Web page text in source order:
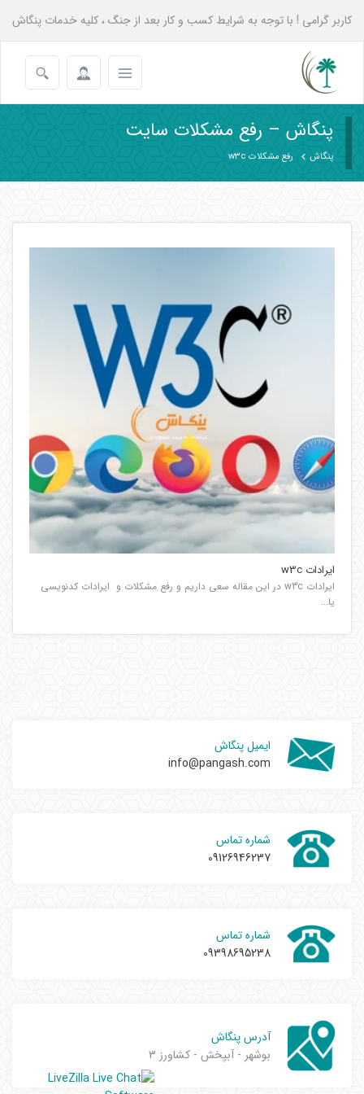
کاربر گرامی ! با توجه به شرایط کسب و کار بعد از جنگ ، کلیه خدمات پنگاش
به همه عزیزان تا پایان شهریور با 20 درصد تخفیف انجام می شود.
پنگاش – رفع مشکلات سایت
پنگاش رفع مشکلات w3c
ایرادات w3c
ایرادات w3c در این مقاله سعی داریم و رفع مشکلات و ایرادات کدنویسی
یا...
ایمیل پنگاش
info@pangash.com
شماره تماس
09126946237
شماره تماس
09398695238
آدرس پنگاش
بوشهر - آبپخش - کشاورز 3